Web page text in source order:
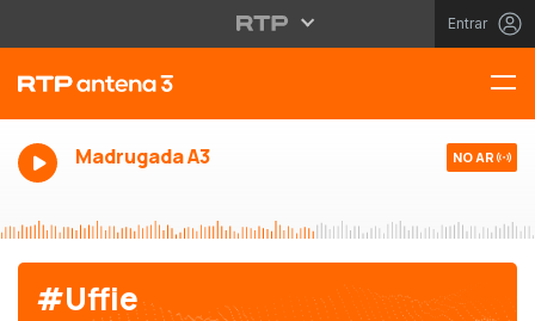
Entrar
Madrugada A3 NO AR
#Uffie